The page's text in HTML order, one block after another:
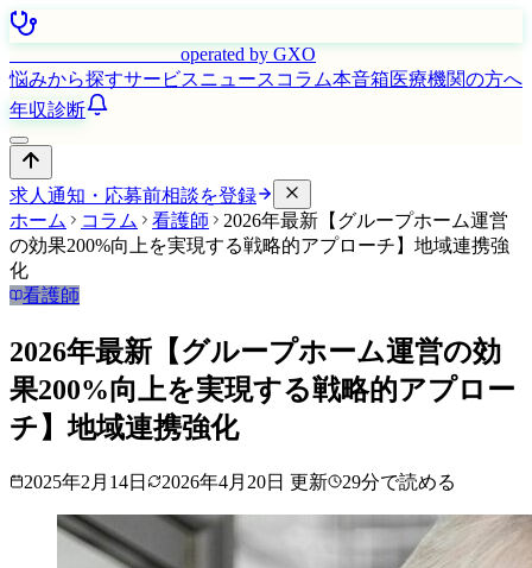
operated by GXO
悩みから探すサービスニュース コラム本音箱医療機関の方へ
年収診断
求人通知・応募前相談を登録
ホーム
コラム 看護師
2026年最新【グループホーム運営
の効果200%向上を実現する戦略的アプローチ】地域連携強
化
看護師
2026年最新【グループホーム運営の効
果200%向上を実現する戦略的アプロー
チ】地域連携強化
2025年2月14日 2026年4月20日 更新 29分で読める